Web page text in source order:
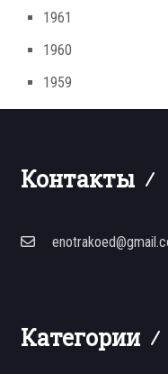
1961
1960
1959
Контакты
Категории